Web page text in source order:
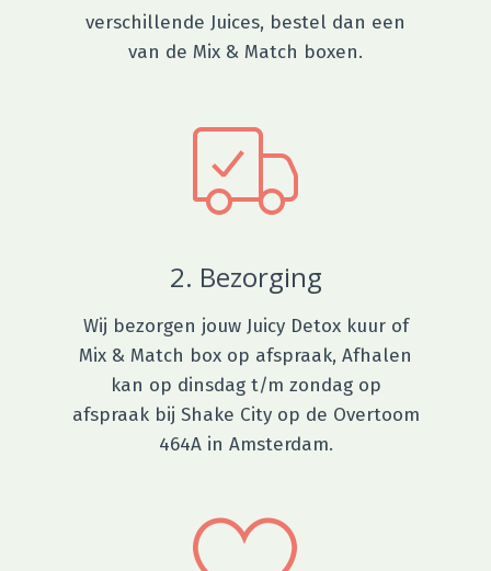
verschillende Juices, bestel dan een
van de Mix & Match boxen.
2. Bezorging
Wij bezorgen jouw Juicy Detox kuur of
Mix & Match box op afspraak, Afhalen
kan op dinsdag t/m zondag op
afspraak bij Shake City op de Overtoom
464A in Amsterdam.